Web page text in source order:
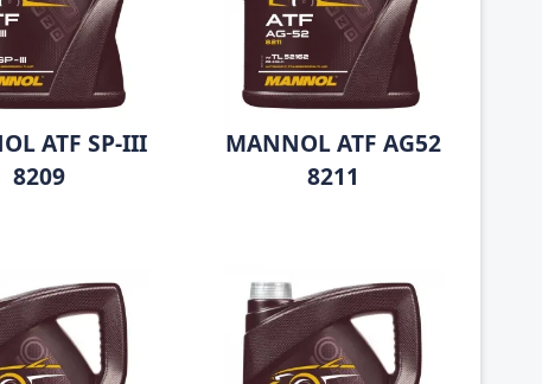
ATF SP-III
8209
MANNOL ATF AG52
8211